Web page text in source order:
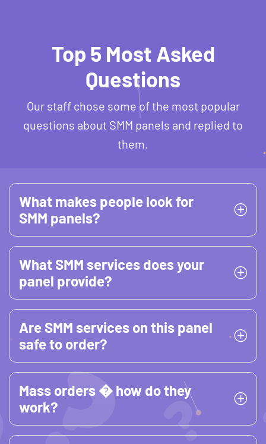
Top 5 Most Asked
Questions
Our staff chose some of the most popular
questions about SMM panels and replied to
them.
What makes people look for
SMM panels?
What SMM services does your
panel provide?
Are SMM services on this panel
safe to order?
Mass orders � how do they
work?